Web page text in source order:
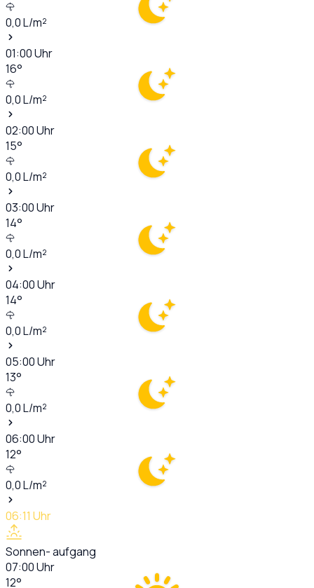
0,0L/m²
01:00Uhr
16°
0,0L/m²
02:00Uhr
15°
0,0L/m²
03:00Uhr
14°
0,0L/m²
04:00Uhr
14°
0,0L/m²
05:00Uhr
13°
0,0L/m²
06:00Uhr
12°
0,0L/m²
06:11 Uhr
Sonnen- aufgang
07:00Uhr
12°